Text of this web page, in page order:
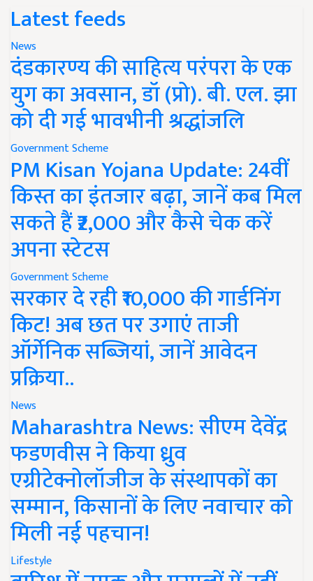
Latest feeds
News
दंडकारण्य की साहित्य परंपरा के एक
युग का अवसान, डॉ (प्रो). बी. एल. झा
को दी गई भावभीनी श्रद्धांजलि
Government Scheme
PM Kisan Yojana Update: 24वीं
किस्त का इंतजार बढ़ा, जानें कब मिल
सकते हैं ₹2,000 और कैसे चेक करें
अपना स्टेटस
Government Scheme
सरकार दे रही ₹10,000 की गार्डनिंग
किट! अब छत पर उगाएं ताजी
ऑर्गेनिक सब्जियां, जानें आवेदन
प्रक्रिया..
News
Maharashtra News: सीएम देवेंद्र
फडणवीस ने किया ध्रुव
एग्रीटेक्नोलॉजीज के संस्थापकों का
सम्मान, किसानों के लिए नवाचार को
मिली नई पहचान!
Lifestyle